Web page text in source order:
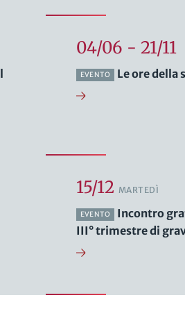
04/06 - 21/11
EVENTO Le ore della
15/12 MARTEDÌ
EVENTO
Incontro
III° trimestre di